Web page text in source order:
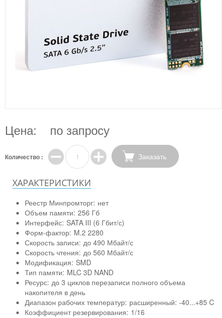
Цена: по запросу
Количество : Заказать
ХАРАКТЕРИСТИКИ
Реестр Минпромторг: нет
Объем памяти: 256 Гб
Интерфейс: SATA III (6 Гбит/с)
Форм-фактор: M.2 2280
Скорость записи: до 490 Мбайт/с
Скорость чтения: до 560 Мбайт/с
Модификация: SMD
Тип памяти: MLC 3D NAND
Ресурс: до 3 циклов перезаписи полного объема
накопителя в день
Диапазон рабочих температур: расширенный: -40...+85 C
Коэффициент резервирования: 1/16